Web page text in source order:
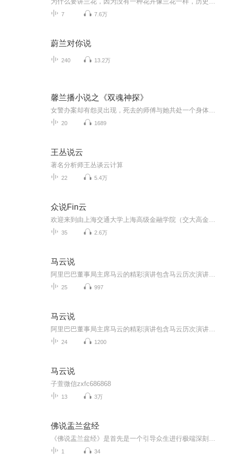
7 7.6万
蔚兰对你说
240 13.2万
馨兰播小说之《双魂神探》
20 1689
王丛说云
著名分析师王丛谈云计算
22 5.4万
众说Fin云
35 2.6万
马云说
25 997
马云说
24 1200
马云说
子萱微信zxfc686868
13 3万
佛说盂兰盆经
1 34